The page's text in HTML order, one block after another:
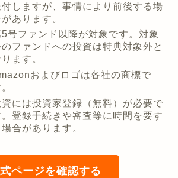
付しますが、事情により前後する場
あります。
5号ファンド以降が対象です。対象
ファンドへの投資は特典対象外と
ます。
およびロゴは各社の商標で
資には投資家登録（無料）が必要で
。登録手続きや審査等に時間を要す
場合があります。
ページを確認する